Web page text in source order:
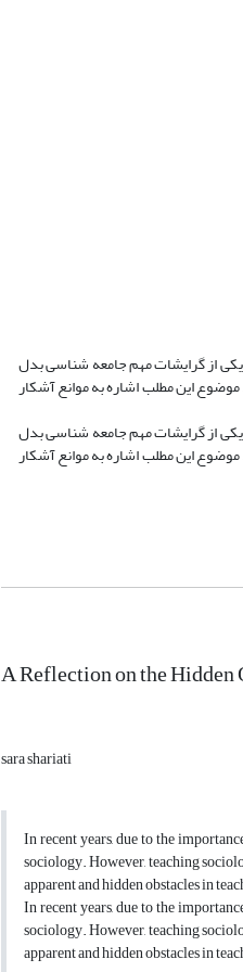
از گرایشات مهم جامعه شناسی بدل
این مطلب اشاره به موانع آشکار
از گرایشات مهم جامعه شناسی بدل
این مطلب اشاره به موانع آشکار
A Reflection on the
sara shariati
In recent years, due to the
sociology. However, teaching
apparent and hidden obstacles in
In recent years, due to the
sociology. However, teaching
apparent and hidden obstacles in